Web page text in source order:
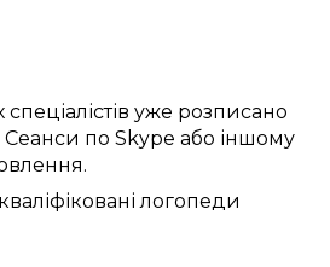
спеціалістів уже розписано
Сеанси по Skype або іншому
.
кваліфіковані логопеди